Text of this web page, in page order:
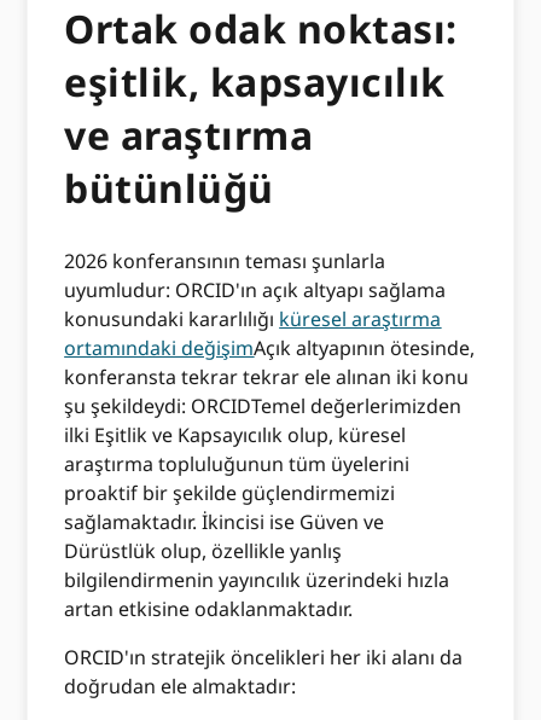
Ortak odak noktası:
eşitlik, kapsayıcılık
ve araştırma
bütünlüğü
2026 konferansının teması şunlarla
uyumludur: ORCID'ın açık altyapı sağlama
konusundaki kararlılığı küresel araştırma
ortamındaki değişimAçık altyapının ötesinde,
konferansta tekrar tekrar ele alınan iki konu
şu şekildeydi: ORCIDTemel değerlerimizden
ilki Eşitlik ve Kapsayıcılık olup, küresel
araştırma topluluğunun tüm üyelerini
proaktif bir şekilde güçlendirmemizi
sağlamaktadır. İkincisi ise Güven ve
Dürüstlük olup, özellikle yanlış
bilgilendirmenin yayıncılık üzerindeki hızla
artan etkisine odaklanmaktadır.
ORCID'ın stratejik öncelikleri her iki alanı da
doğrudan ele almaktadır: